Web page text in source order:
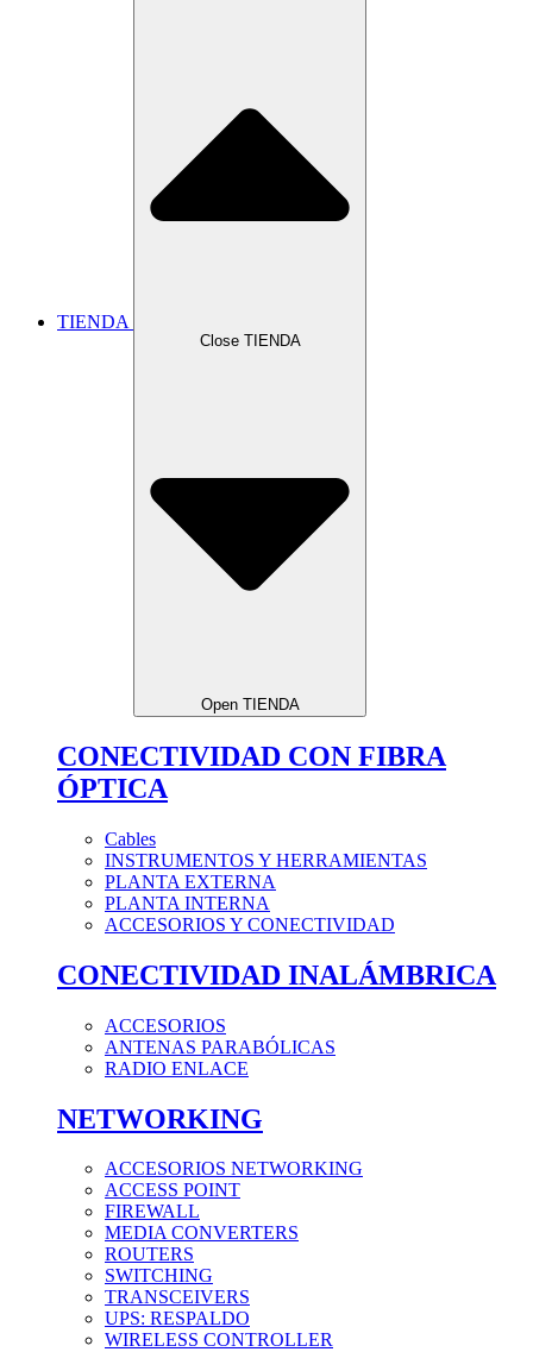
TIENDA
Close TIENDA
Open TIENDA
CONECTIVIDAD CON FIBRA
ÓPTICA
Cables
INSTRUMENTOS Y HERRAMIENTAS
PLANTA EXTERNA
PLANTA INTERNA
ACCESORIOS Y CONECTIVIDAD
CONECTIVIDAD INALÁMBRICA
ACCESORIOS
ANTENAS PARABÓLICAS
RADIO ENLACE
NETWORKING
ACCESORIOS NETWORKING
ACCESS POINT
FIREWALL
MEDIA CONVERTERS
ROUTERS
SWITCHING
TRANSCEIVERS
UPS: RESPALDO
WIRELESS CONTROLLER